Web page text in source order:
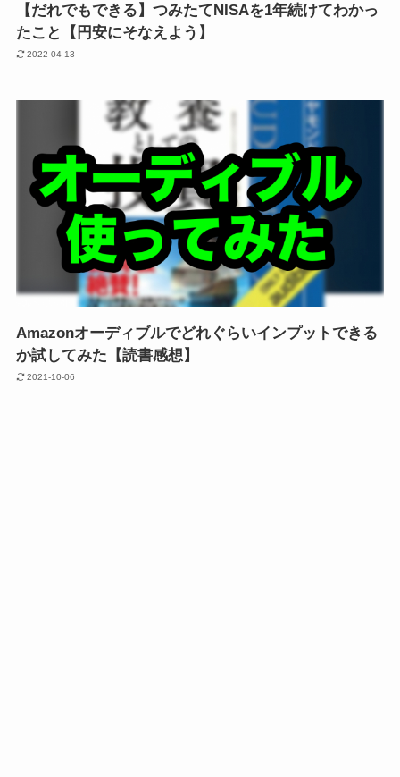
【だれでもできる】つみたてNISAを1年続けてわかっ
たこと【円安にそなえよう】
2022-04-13
Amazonオーディブルでどれぐらいインプットできる
か試してみた【読書感想】
2021-10-06